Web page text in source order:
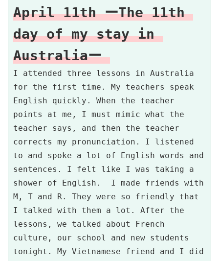
April 11th ーThe 11th
day of my stay in
Australiaー
I attended three lessons in Australia
for the first time. My teachers speak
English quickly. When the teacher
points at me, I must mimic what the
teacher says, and then the teacher
corrects my pronunciation. I listened
to and spoke a lot of English words and
sentences. I felt like I was taking a
shower of English.  I made friends with
M, T and R. They were so friendly that
I talked with them a lot. After the
lessons, we talked about French
culture, our school and new students
tonight. My Vietnamese friend and I did